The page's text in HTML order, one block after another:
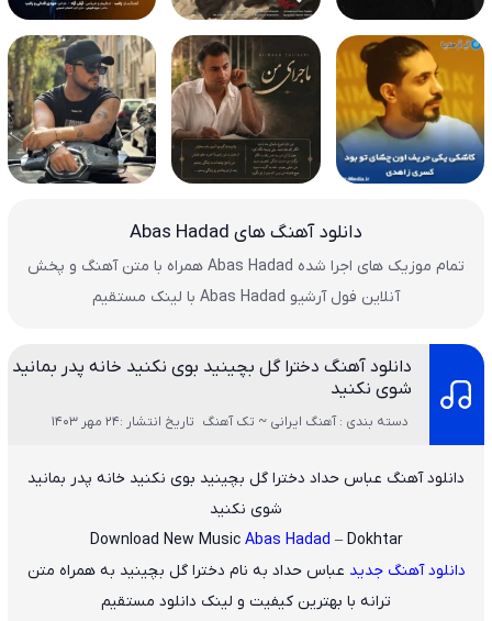
دانلود آهنگ های Abas Hadad
تمام موزیک های اجرا شده Abas Hadad همراه با متن آهنگ و پخش
آنلاین فول آرشیو Abas Hadad با لینک مستقیم
دانلود آهنگ دخترا گل بچینید بوی نکنید خانه پدر بمانید
شوی نکنید
دسته بندی : آهنگ ایرانی ~ تک آهنگ تاریخ انتشار :24 مهر 1403
دانلود آهنگ عباس حداد دخترا گل بچینید بوی نکنید خانه پدر بمانید
شوی نکنید
Download New MusicAbas Hadad – Dokhtar
دانلود آهنگ جدید عباس حداد به نام دخترا گل بچینید به همراه متن
ترانه با بهترین کیفیت و لینک دانلود مستقیم